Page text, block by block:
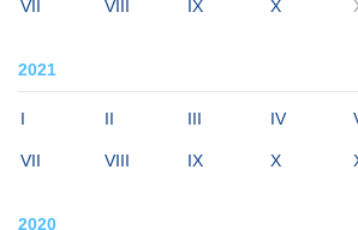
VII VIII IX X
2021
I II III IV
VII VIII IX X
2020